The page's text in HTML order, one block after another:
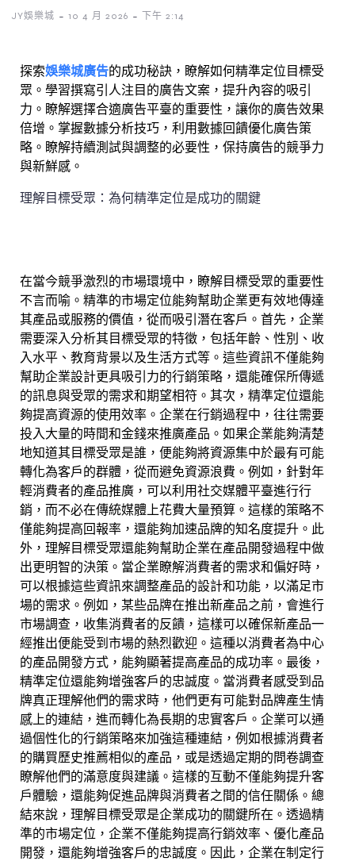
JY娛樂城 - 10 4 月 2026 - 下午 2:14
探索娛樂城廣告的成功秘訣，瞭解如何精準定位目標受
眾。學習撰寫引人注目的廣告文案，提升內容的吸引
力。瞭解選擇合適廣告平臺的重要性，讓你的廣告效果
倍增。掌握數據分析技巧，利用數據回饋優化廣告策
略。瞭解持續測試與調整的必要性，保持廣告的競爭力
與新鮮感。
理解目標受眾：為何精準定位是成功的關鍵
在當今競爭激烈的市場環境中，瞭解目標受眾的重要性
不言而喻。精準的市場定位能夠幫助企業更有效地傳達
其產品或服務的價值，從而吸引潛在客戶。首先，企業
需要深入分析其目標受眾的特徵，包括年齡、性別、收
入水平、教育背景以及生活方式等。這些資訊不僅能夠
幫助企業設計更具吸引力的行銷策略，還能確保所傳遞
的訊息與受眾的需求和期望相符。其次，精準定位還能
夠提高資源的使用效率。企業在行銷過程中，往往需要
投入大量的時間和金錢來推廣產品。如果企業能夠清楚
地知道其目標受眾是誰，便能夠將資源集中於最有可能
轉化為客戶的群體，從而避免資源浪費。例如，針對年
輕消費者的產品推廣，可以利用社交媒體平臺進行行
銷，而不必在傳統媒體上花費大量預算。這樣的策略不
僅能夠提高回報率，還能夠加速品牌的知名度提升。此
外，理解目標受眾還能夠幫助企業在產品開發過程中做
出更明智的決策。當企業瞭解消費者的需求和偏好時，
可以根據這些資訊來調整產品的設計和功能，以滿足市
場的需求。例如，某些品牌在推出新產品之前，會進行
市場調查，收集消費者的反饋，這樣可以確保新產品一
經推出便能受到市場的熱烈歡迎。這種以消費者為中心
的產品開發方式，能夠顯著提高產品的成功率。最後，
精準定位還能夠增強客戶的忠誠度。當消費者感受到品
牌真正理解他們的需求時，他們更有可能對品牌產生情
感上的連結，進而轉化為長期的忠實客戶。企業可以通
過個性化的行銷策略來加強這種連結，例如根據消費者
的購買歷史推薦相似的產品，或是透過定期的問卷調查
瞭解他們的滿意度與建議。這樣的互動不僅能夠提升客
戶體驗，還能夠促進品牌與消費者之間的信任關係。總
結來說，理解目標受眾是企業成功的關鍵所在。透過精
準的市場定位，企業不僅能夠提高行銷效率、優化產品
開發，還能夠增強客戶的忠誠度。因此，企業在制定行